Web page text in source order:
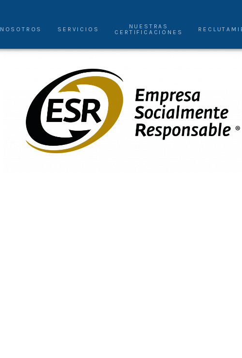
NOSOTROS SERVICIOS
NUESTRAS
CERTIFICACIONES
Frio Express
Empresa Socialmente Responsable